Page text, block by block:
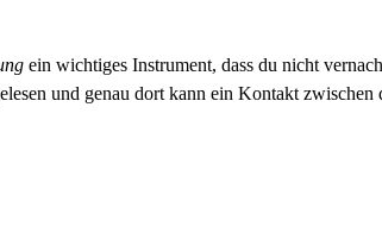
ein wichtiges Instrument, dass du nicht
und genau dort kann ein Kontakt